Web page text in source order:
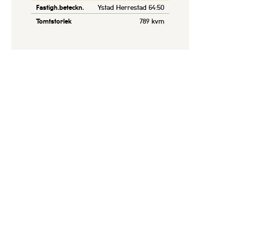
Fastigh.beteckn.
Ystad Herrestad 64:50
Tomtstorlek
789 kvm